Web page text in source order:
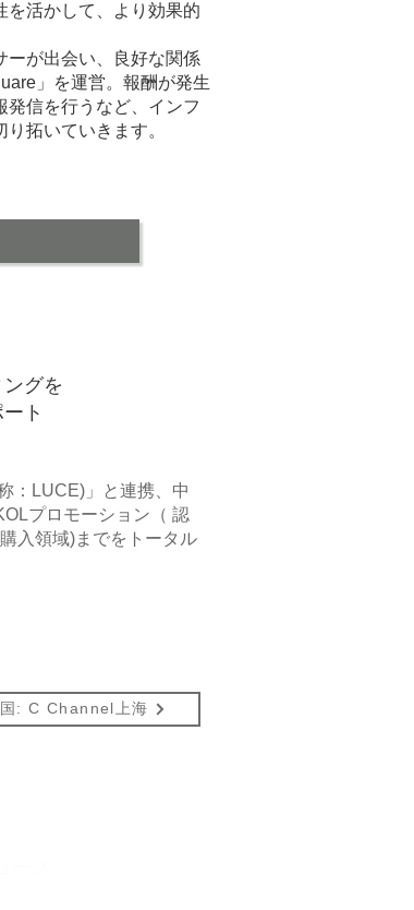
を活かして、より効果的
ーが出会い、良好な関係
」を運営。報酬が発生
発信を行うなど、インフ
拓いていきます。
グを
ト
：LUCE)」と連携、中
プロモーション（ 認
入領域)までをトータル
: C Channel上海